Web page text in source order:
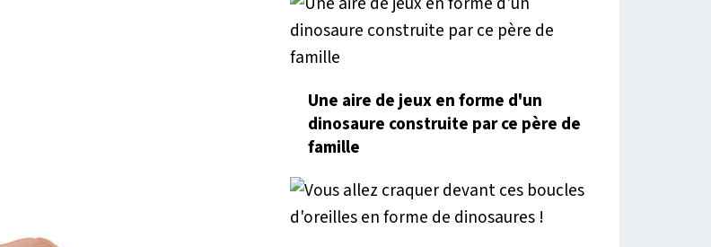
Une aire de jeux en forme d'un
dinosaure construite par ce père de
famille